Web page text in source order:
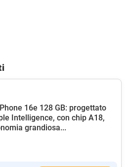
16e 128 GB: progettato
Intelligence, con chip A18,
grandiosa...